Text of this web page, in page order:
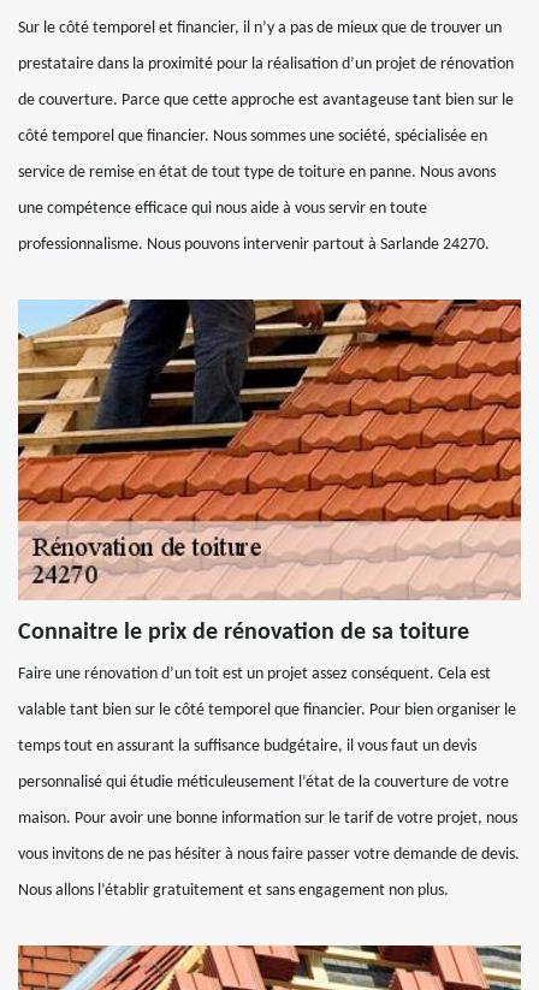
Sur le côté temporel et financier, il n’y a pas de mieux que de trouver un
prestataire dans la proximité pour la réalisation d’un projet de rénovation
de couverture. Parce que cette approche est avantageuse tant bien sur le
côté temporel que financier. Nous sommes une société, spécialisée en
service de remise en état de tout type de toiture en panne. Nous avons
une compétence efficace qui nous aide à vous servir en toute
professionnalisme. Nous pouvons intervenir partout à Sarlande 24270.
Connaitre le prix de rénovation de sa toiture
Faire une rénovation d’un toit est un projet assez conséquent. Cela est
valable tant bien sur le côté temporel que financier. Pour bien organiser le
temps tout en assurant la suffisance budgétaire, il vous faut un devis
personnalisé qui étudie méticuleusement l’état de la couverture de votre
maison. Pour avoir une bonne information sur le tarif de votre projet, nous
vous invitons de ne pas hésiter à nous faire passer votre demande de devis.
Nous allons l’établir gratuitement et sans engagement non plus.